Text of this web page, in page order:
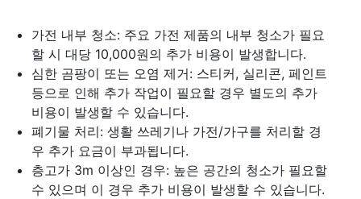
가전 내부 청소: 주요 가전 제품의 내부 청소가 필요
할 시 대당 10,000원의 추가 비용이 발생합니다.
심한 곰팡이 또는 오염 제거: 스티커, 실리콘, 페인트
등으로 인해 추가 작업이 필요할 경우 별도의 추가
비용이 발생할 수 있습니다.
폐기물 처리: 생활 쓰레기나 가전/가구를 처리할 경
우 추가 요금이 부과됩니다.
층고가 3m 이상인 경우: 높은 공간의 청소가 필요할
수 있으며 이 경우 추가 비용이 발생할 수 있습니다.